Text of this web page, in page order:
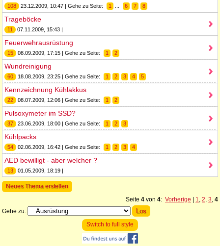
108 23.12.2009, 10:47 | Gehe zu Seite: 1 6 7 8
Trageböcke
11 07.11.2009, 15:43 |
Feuerwehrausrüstung
15 08.09.2009, 17:15 | Gehe zu Seite: 1 2
Wundreinigung
60 18.08.2009, 23:25 | Gehe zu Seite: 1 2 3 4 5
Kennzeichnung Kühlakkus
22 08.07.2009, 12:06 | Gehe zu Seite: 1 2
Pulsoxymeter im SSD?
37 23.06.2009, 18:00 | Gehe zu Seite: 1 2 3
Kühlpacks
54 02.06.2009, 16:42 | Gehe zu Seite: 1 2 3 4
AED bewilligt - aber welcher ?
13 01.05.2009, 18:19 |
Neues Thema erstellen
Seite 4 von 4: Vorherige 1, 2, 3, 4
Gehe zu:
Switch to full style